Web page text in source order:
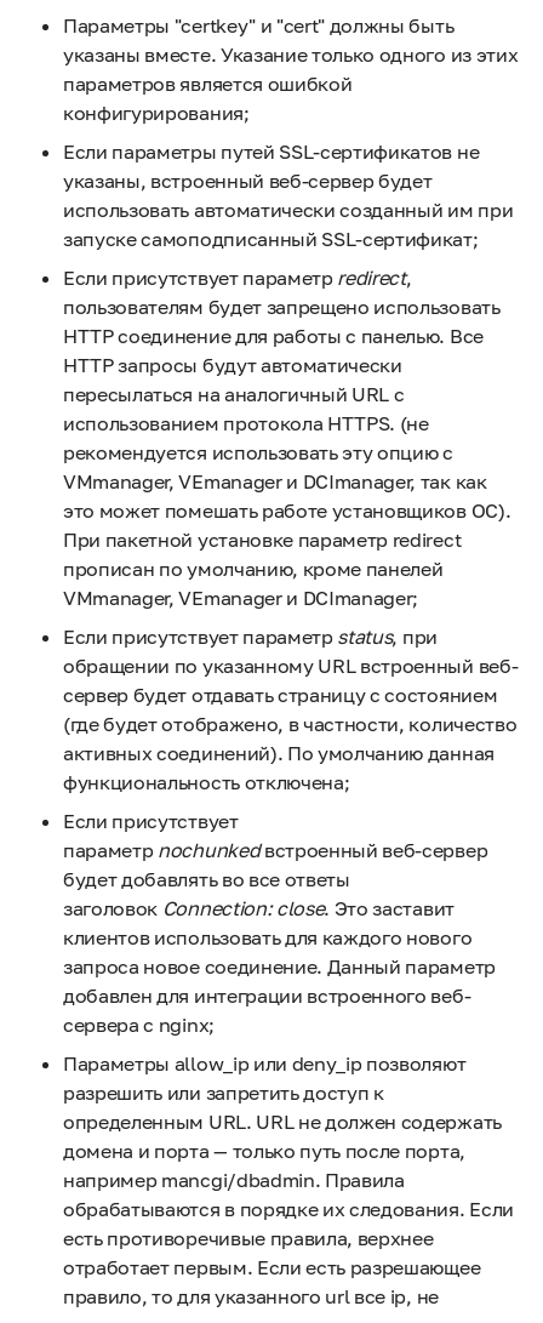
Параметры "certkey" и "cert" должны быть
указаны вместе. Указание только одного из этих
параметров является ошибкой
конфигурирования;
Если параметры путей SSL-сертификатов не
указаны, встроенный веб-сервер будет
использовать автоматически созданный им при
запуске самоподписанный SSL-сертификат;
Если присутствует параметр redirect,
пользователям будет запрещено использовать
HTTP соединение для работы с панелью. Все
HTTP запросы будут автоматически
пересылаться на аналогичный URL с
использованием протокола HTTPS. (не
рекомендуется использовать эту опцию с
VMmanager, VEmanager и DCImanager, так как
это может помешать работе установщиков ОС).
При пакетной установке параметр redirect
прописан по умолчанию, кроме панелей
VMmanager, VEmanager и DCImanager;
Если присутствует параметр status, при
обращении по указанному URL встроенный веб-
сервер будет отдавать страницу с состоянием
(где будет отображено, в частности, количество
активных соединений). По умолчанию данная
функциональность отключена;
Если присутствует
параметр nochunkedвстроенный веб-сервер
будет добавлять во все ответы
заголовок Connection: close. Это заставит
клиентов использовать для каждого нового
запроса новое соединение. Данный параметр
добавлен для интеграции встроенного веб-
сервера с nginx;
Параметры allow_ip или deny_ip позволяют
разрешить или запретить доступ к
определенным URL. URL не должен содержать
домена и порта — только путь после порта,
например mancgi/dbadmin. Правила
обрабатываются в порядке их следования. Если
есть противоречивые правила, верхнее
отработает первым. Если есть разрешающее
правило, то для указанного url все ip, не